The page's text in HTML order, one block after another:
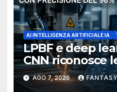
AI INTELLIGENZA ARTIFICIALE IA
LPBF e deep
CNN riconosce
del bagno di
AGO 7, 2026